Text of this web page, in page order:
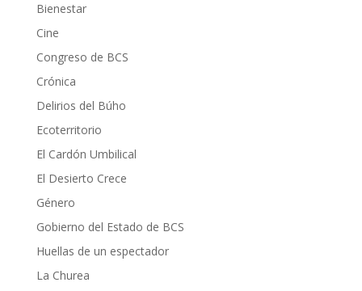
Bienestar
Cine
Congreso de BCS
Crónica
Delirios del Búho
Ecoterritorio
El Cardón Umbilical
El Desierto Crece
Género
Gobierno del Estado de BCS
Huellas de un espectador
La Churea